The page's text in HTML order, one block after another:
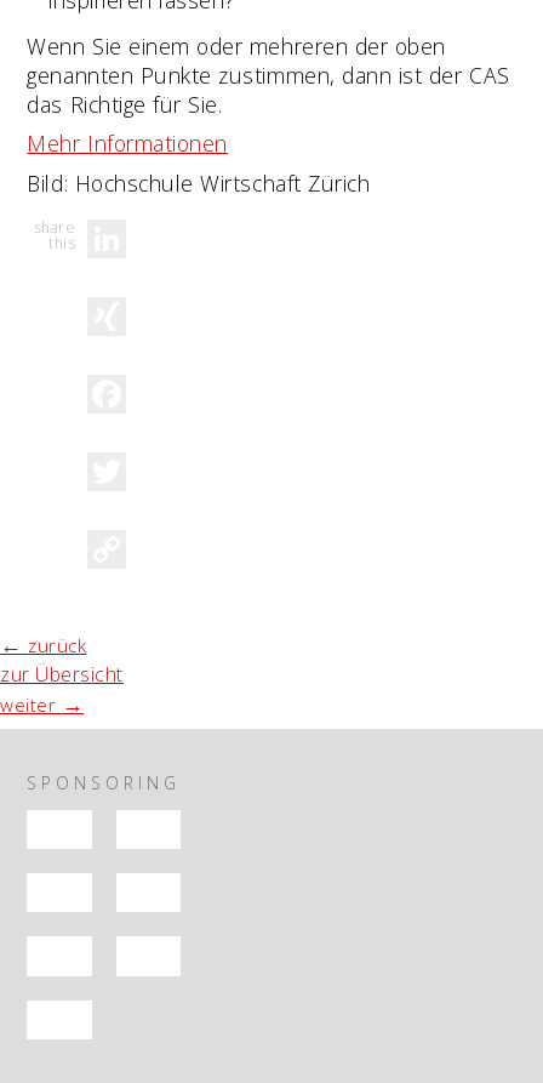
Wenn Sie einem oder mehreren der oben
genannten Punkte zustimmen, dann ist der CAS
das Richtige für Sie.
Mehr Informationen
Bild: Hochschule Wirtschaft Zürich
← zurück
zur Übersicht
weiter →
SPONSORING